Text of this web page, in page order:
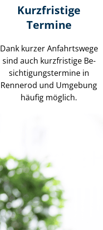
Kurzfristige
Termine
Dank kurzer Anfahrtswege
sind auch kurzfristige Be­
sich­ti­gungs­ter­mi­ne in
Rennerod und Umgebung
häufig möglich.